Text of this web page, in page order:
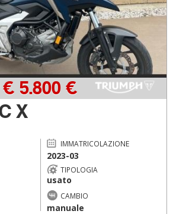
X
€ 5.800 €
IMMATRICOLAZIONE
2023-03
TIPOLOGIA
usato
CAMBIO
manuale